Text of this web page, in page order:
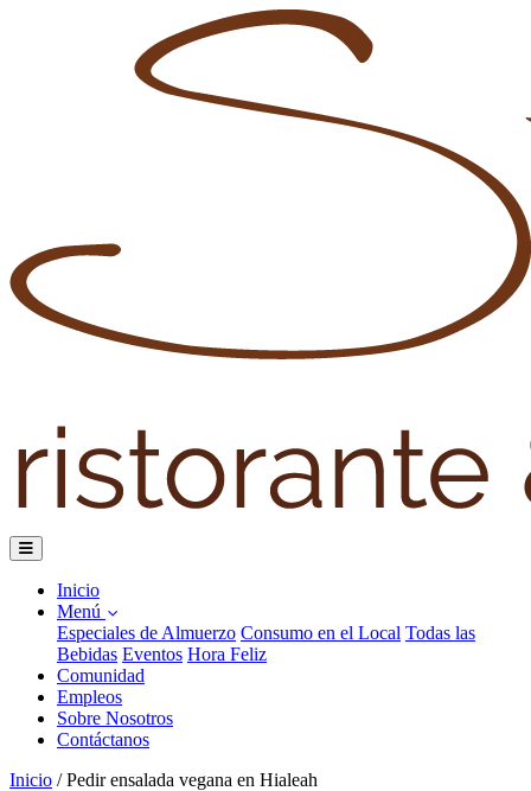
Inicio
Menú
Especiales de Almuerzo Consumo en el Local Todas las
Bebidas Eventos Hora Feliz
Comunidad
Empleos
Sobre Nosotros
Contáctanos
Inicio / Pedir ensalada vegana en Hialeah